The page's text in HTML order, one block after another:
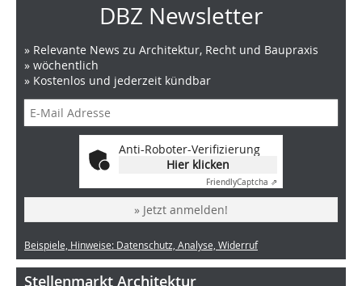
DBZ Newsletter
» Relevante News zu Architektur, Recht und Baupraxis
» wöchentlich
» Kostenlos und jederzeit kündbar
Anti-Roboter-Verifizierung
Hier klicken
FriendlyCaptcha ⇗
» Jetzt anmelden!
Beispiele, Hinweise: Datenschutz, Analyse, Widerruf
Stellenmarkt Architektur